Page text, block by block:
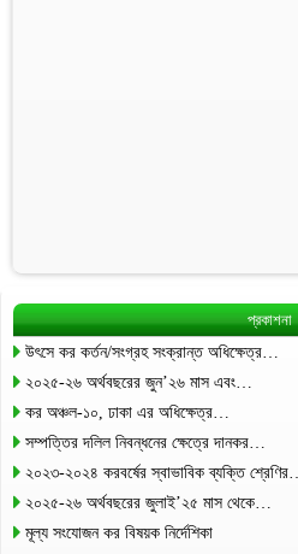
প্রকাশনা
উৎসে কর কর্তন/সংগ্রহ সংক্রান্ত অধিক্ষেত্র…
২০২৫-২৬ অর্থবছরের জুন’২৬ মাস এবং…
কর অঞ্চল-১০, ঢাকা এর অধিক্ষেত্র…
সম্পত্তির দলিল নিবন্ধনের ক্ষেত্রে দানকর…
২০২৩-২০২৪ করবর্ষের স্বাভাবিক ব্যক্তি শ্রেণির…
২০২৫-২৬ অর্থবছরের জুলাই’২৫ মাস থেকে…
মূল্য সংযোজন কর বিষয়ক নির্দেশিকা